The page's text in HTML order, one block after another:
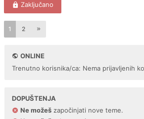
Zaključano
1 2
ONLINE
Trenutno korisnika/ca: Nema prijavljenih
DOPUŠTENJA
Ne možeš započinjati nove teme.